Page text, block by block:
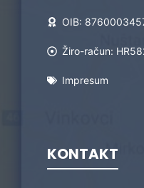
OIB:
Žiro-račun:
Impresum
KONTAKT